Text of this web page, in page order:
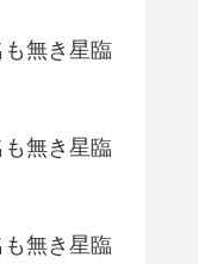
も無き星臨
も無き星臨
も無き星臨